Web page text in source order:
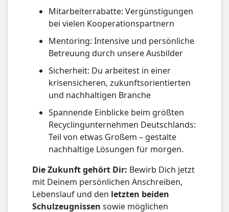
Mitarbeiterrabatte: Vergünstigungen
bei vielen Kooperationspartnern
Mentoring: Intensive und persönliche
Betreuung durch unsere Ausbilder
Sicherheit: Du arbeitest in einer
krisensicheren, zukunftsorientierten
und nachhaltigen Branche
Spannende Einblicke beim größten
Recyclingunternehmen Deutschlands:
Teil von etwas Großem – gestalte
nachhaltige Lösungen für morgen.
Die Zukunft gehört Dir: Bewirb Dich jetzt
mit Deinem persönlichen Anschreiben,
Lebenslauf und den letzten beiden
Schulzeugnissen sowie möglichen